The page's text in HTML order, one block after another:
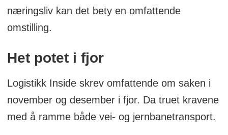
næringsliv kan det bety en omfattende
omstilling.
Het potet i fjor
Logistikk Inside skrev omfattende om saken i
november og desember i fjor. Da truet kravene
med å ramme både vei- og jernbanetransport.